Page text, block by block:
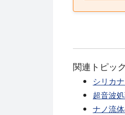
関連トピック
シリカ
超音波
ナノ流